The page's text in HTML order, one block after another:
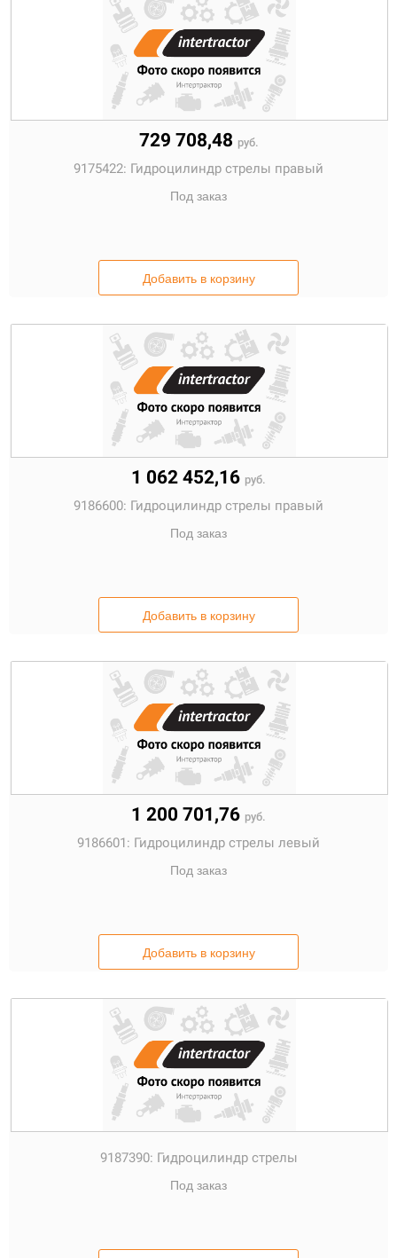
729 708,48 руб.
9175422: Гидроцилиндр стрелы правый
Под заказ
Добавить в корзину
1 062 452,16 руб.
9186600: Гидроцилиндр стрелы правый
Под заказ
Добавить в корзину
1 200 701,76 руб.
9186601: Гидроцилиндр стрелы левый
Под заказ
Добавить в корзину
9187390: Гидроцилиндр стрелы
Под заказ